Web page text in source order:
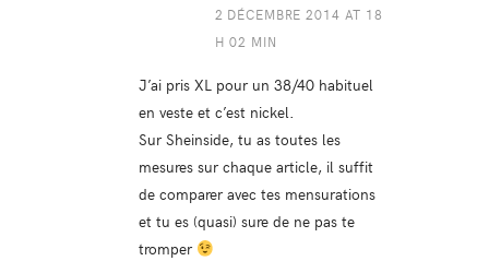
2 DÉCEMBRE 2014 AT 18
H 02 MIN
J’ai pris XL pour un 38/40 habituel
en veste et c’est nickel.
Sur Sheinside, tu as toutes les
mesures sur chaque article, il suffit
de comparer avec tes mensurations
et tu es (quasi) sure de ne pas te
tromper